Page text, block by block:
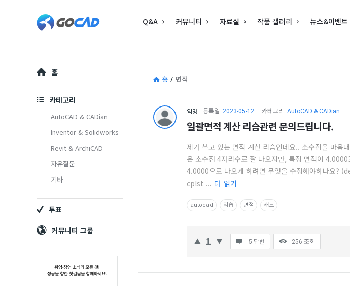
캐
–
캐
(CAD)
중
심
캐
드
드
(CAD)
Q&A 커뮤니티 자료실 작품 갤러리 뉴스&이벤트
홈 / 면적
고
보
익명 등록일: 2023-05-12 카테고리: AutoCAD & CADian
일괄면적 계산 리습관련 문의드립니다.
제가 쓰고 있는 면적 계산 리습인데요.. 소수점을 마음
은 소수점 4자리수로 잘 나오지만, 특정 면적이
4.0000으로 나오게 하려면 무엇을 수정해야하나요
cplst ... 더 읽기
autocad 리습 면적 캐드
1 5 답변 256 조회
Explore
홈
카테고리
AutoCAD & CADian
Inventor & Solidworks
Revit & ArchiCAD
자유질문
기타
투표
커뮤니티 그룹